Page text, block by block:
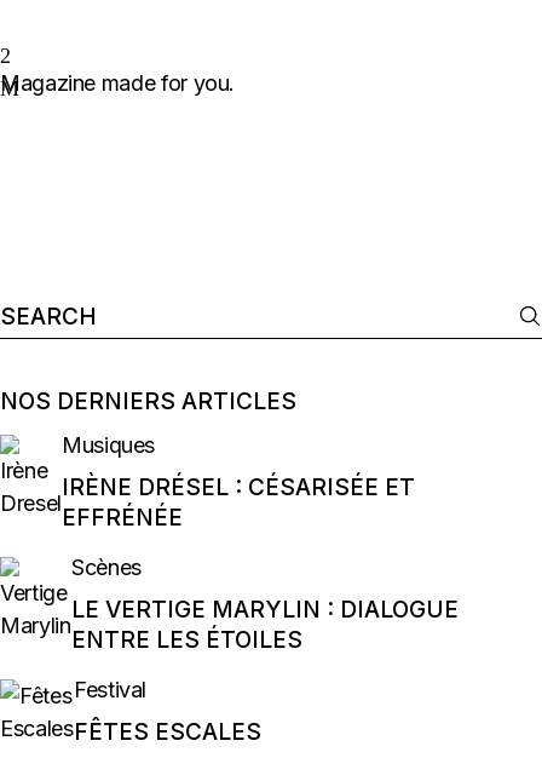
Magazine made for you.
Search
for:
NOS DERNIERS ARTICLES
Musiques
IRÈNE DRÉSEL : CÉSARISÉE ET
EFFRÉNÉE
Scènes
LE VERTIGE MARYLIN : DIALOGUE
ENTRE LES ÉTOILES
Festival
FÊTES ESCALES